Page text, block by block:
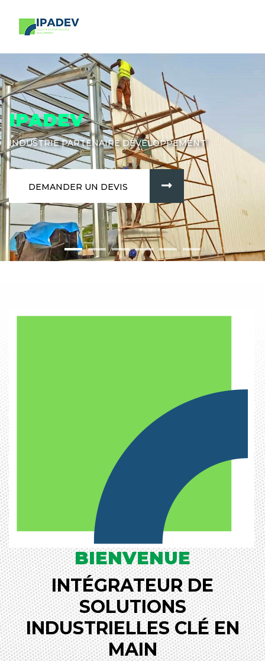
IPADEV
INDUSTRIE PARTENAIRE DÉVELOPPEMENT
DEMANDER UN DEVIS
BIENVENUE
INTÉGRATEUR DE
SOLUTIONS
INDUSTRIELLES CLÉ EN
MAIN